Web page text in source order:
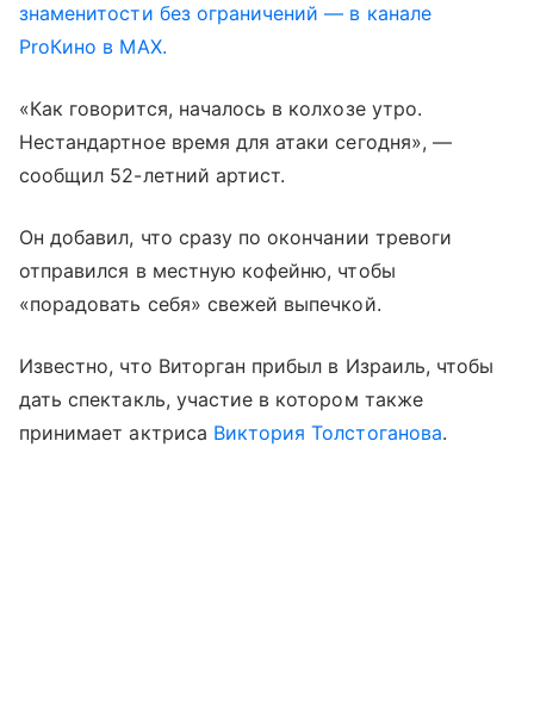
знаменитости без ограничений — в канале
ProКино в MAX.
«Как говорится, началось в колхозе утро.
Нестандартное время для атаки сегодня», —
сообщил 52-летний артист.
Он добавил, что сразу по окончании тревоги
отправился в местную кофейню, чтобы
«порадовать себя» свежей выпечкой.
Известно, что Виторган прибыл в Израиль, чтобы
дать спектакль, участие в котором также
принимает актриса Виктория Толстоганова.